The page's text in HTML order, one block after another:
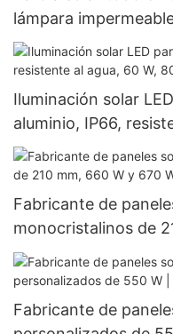
lámpara
Iluminación solar
aluminio, IP66,
100 W.
Fabricante de
monocristalinos de
medio corte y 132
Fabricante de